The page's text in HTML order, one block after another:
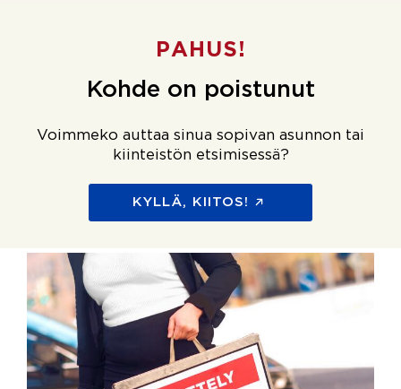
PAHUS!
Kohde on poistunut
Voimmeko auttaa sinua sopivan asunnon tai
kiinteistön etsimisessä?
KYLLÄ, KIITOS!